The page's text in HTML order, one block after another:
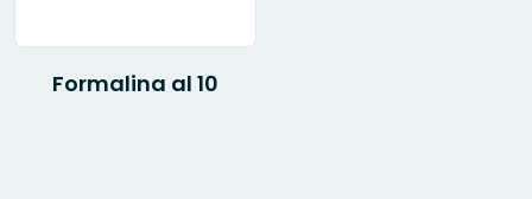
Formalina al 10